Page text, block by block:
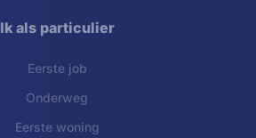
Ik als particulier
Eerste job
Onderweg
Eerste woning